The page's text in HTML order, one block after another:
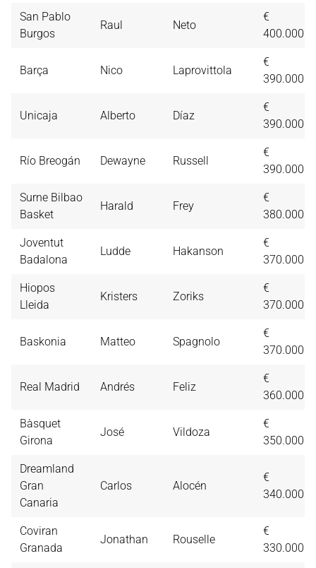
San Pablo
Burgos
Raul Neto
€
400.000
Barça Nico Laprovittola
€
390.000
Unicaja Alberto Díaz
€
390.000
Río Breogán Dewayne Russell
€
390.000
Surne Bilbao
Basket
Harald Frey
€
380.000
Joventut
Badalona
Ludde Hakanson
€
370.000
Hiopos
Lleida
Kristers Zoriks
€
370.000
Baskonia Matteo Spagnolo
€
370.000
Real Madrid Andrés Feliz
€
360.000
Bàsquet
Girona
José Vildoza
€
350.000
Dreamland
Gran
Canaria
Carlos Alocén
€
340.000
Coviran
Granada
Jonathan Rouselle
€
330.000